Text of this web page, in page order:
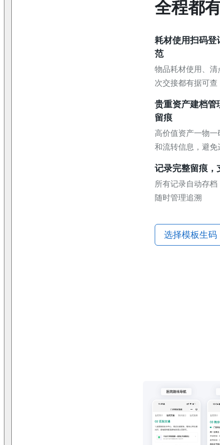
全程都
耗材使用扫码登
范
物品耗材使用、
次交接都有据可查
贵重资产建档管
留痕
高价值资产一物
和流转信息，避免
记录完整留痕，
所有记录自动存
随时管理追溯
选择模板生码